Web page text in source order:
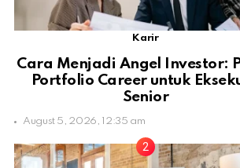
Karir
Cara Menjadi Angel Investor:
Portfolio Career untuk
Senior
August 5, 2026, 12:35 am